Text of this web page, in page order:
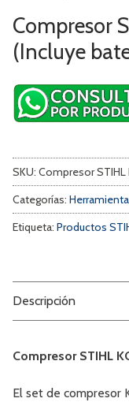
Compresor
(Incluye
SKU: Compresor STIHL
Categorías:
Etiqueta: Productos
Descripción
Compresor STIHL
El set de compresor